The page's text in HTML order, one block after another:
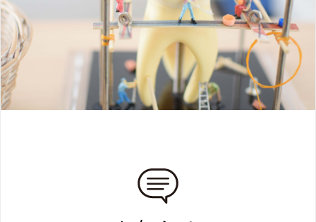
旧医院にご来院の皆様へ
訪問診療について